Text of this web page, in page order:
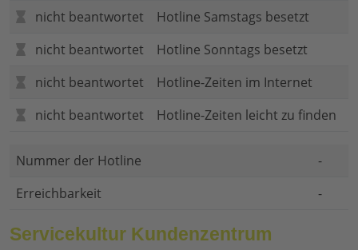
nicht beantwortet
Hotline Samstags besetzt
nicht beantwortet
Hotline Sonntags besetzt
nicht beantwortet
Hotline-Zeiten im Internet
nicht beantwortet
Hotline-Zeiten leicht zu finden
Nummer der Hotline
-
Erreichbarkeit
-
Servicekultur Kundenzentrum